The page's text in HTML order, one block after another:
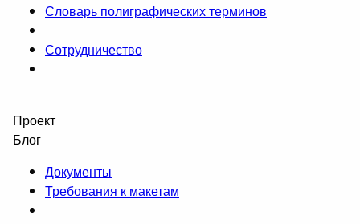
Словарь полиграфических терминов
Сотрудничество
Проект
Блог
Документы
Требования к макетам